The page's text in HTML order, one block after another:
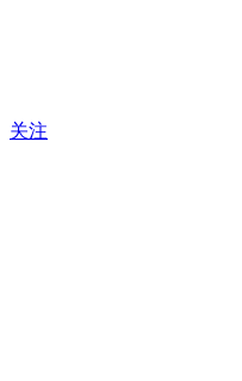
关注